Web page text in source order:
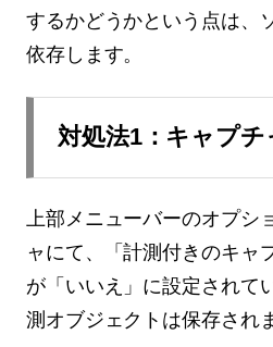
するかどうかという点は、
依存します。
対処法1：キャプ
上部メニューバーのオプシ
ャにて、「計測付きのキャ
が「いいえ」に設定されて
測オブジェクトは保存され